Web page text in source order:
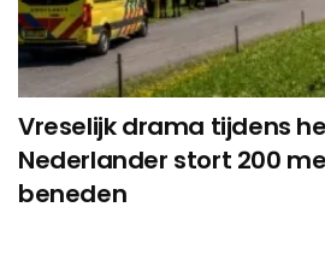
Vreselijk drama tijdens
Nederlander stort 200
beneden